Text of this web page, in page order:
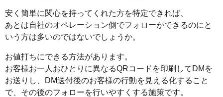
安く簡単に関心を持ってくれた方を特定できれば、
あとは自社のオペレーション側でフォローができるのにと
いう方は多いのではないでしょうか。
お値打ちにできる方法があります。
お客様お一人おひとりに異なるQRコードを印刷してDMを
お送りし、DM送付後のお客様の行動を見える化すること
で、その後のフォローを行いやすくする施策です。